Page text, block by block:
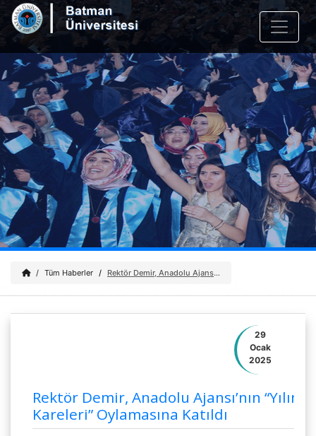
Tüm Haberler Rektör Demir, Anadolu Ajansı’nın “Yılın Kareleri” Oylamasına Katıldı
29
Ocak
2025
Rektör Demir, Anadolu Ajansı’nın “Yılın
Kareleri” Oylamasına Katıldı